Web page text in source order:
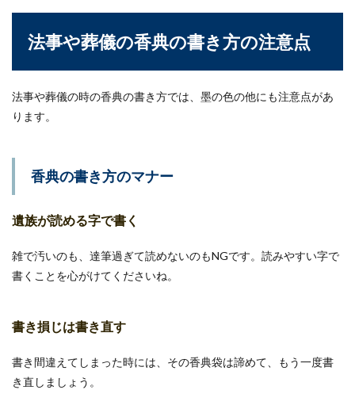
法事や葬儀の香典の書き方の注意点
法事や葬儀の時の香典の書き方では、墨の色の他にも注意点があ
ります。
香典の書き方のマナー
遺族が読める字で書く
雑で汚いのも、達筆過ぎて読めないのもNGです。読みやすい字で
書くことを心がけてくださいね。
書き損じは書き直す
書き間違えてしまった時には、その香典袋は諦めて、もう一度書
き直しましょう。